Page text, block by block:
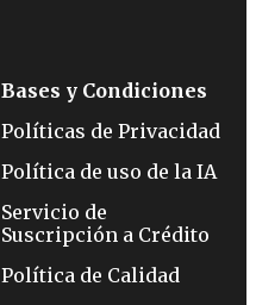
Bases y Condiciones
Políticas de Privacidad
Política de uso de la IA
Servicio de
Suscripción a Crédito
Política de Calidad